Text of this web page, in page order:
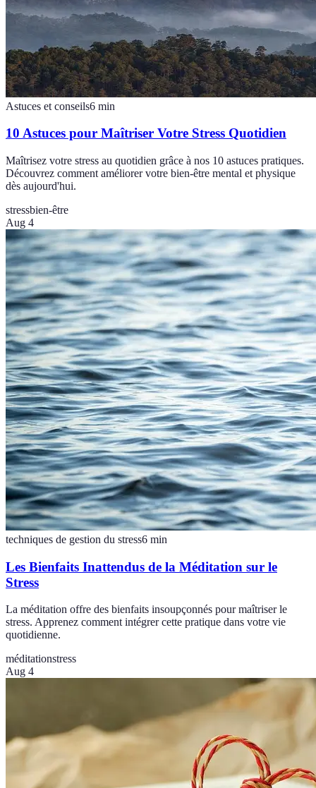
Astuces et conseils6 min
10 Astuces pour Maîtriser Votre Stress Quotidien
Maîtrisez votre stress au quotidien grâce à nos 10 astuces pratiques.
Découvrez comment améliorer votre bien-être mental et physique
dès aujourd'hui.
stressbien-être
Aug 4
techniques de gestion du stress6 min
Les Bienfaits Inattendus de la Méditation sur le
Stress
La méditation offre des bienfaits insoupçonnés pour maîtriser le
stress. Apprenez comment intégrer cette pratique dans votre vie
quotidienne.
méditationstress
Aug 4